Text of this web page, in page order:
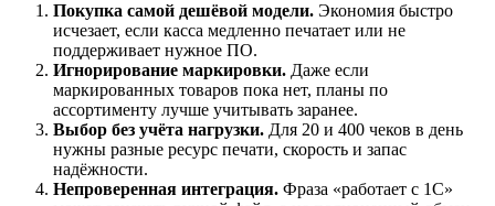
Покупка самой дешёвой модели. Экономия быстро
исчезает, если касса медленно печатает или не
поддерживает нужное ПО.
Игнорирование маркировки. Даже если
маркированных товаров пока нет, планы по
ассортименту лучше учитывать заранее.
Выбор без учёта нагрузки. Для 20 и 400 чеков в день
нужны разные ресурс печати, скорость и запас
надёжности.
Непроверенная интеграция. Фраза «работает с 1С»